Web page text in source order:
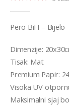
Pero BiH – Bijelo
Dimenzije:
Tisak: Mat
Premium Papir:
Visoka UV
Maksimalni sjaj